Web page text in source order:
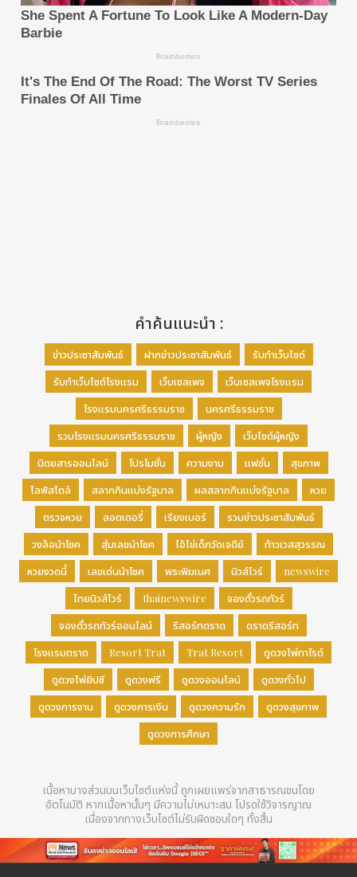
คำค้นแนะนำ :
ข่าวประชาสัมพันธ์ ฝากข่าวประชาสัมพันธ์
รับทำเว็บไซต์
รับทำเว็บไซต์โรงแรม
เว็บเซลเพจ
เว็บเซลเพจโรงแรม
โรงแรมนครศรีธรรมราช
นครศรีธรรมราช
รวมโรงแรมนครศรีธรรมราช
ผู้หญิง
เว็บไซต์ผู้หญิง
นิตยสารออนไลน์
โปรโมชั่น ความงาม แฟชั่น
สุขภาพ
ไลฟ์สไตล์
สลากกินแบ่งรัฐบาล ผลสลากกินแบ่งรัฐบาล
หวย
ตรวจหวย
ลอตเตอรี่ เรียงเบอร์
รวมข่าวประชาสัมพันธ์
วงล้อนำโชค
สุ่มเลขนำโชค ไอ้ไข่เด็กวัดเจดีย์
ท้าวเวสสุวรรณ
หวยงวดนี้
เลขเด่นนำโชค พระพิฆเนศ นิวส์ไวร์
newswire
ไทยนิวส์ไวร์
thainewswire
จองตั๋วรถทัวร์
จองตั๋วรถทัวร์ออนไลน์
รีสอร์ทตราด
ตราดรีสอร์ท
โรงแรมตราด
Resort Trat Trat Resort
ดูดวงไพ่ทาโรต์
ดูดวงไพ่ยิปซี
ดูดวงฟรี ดูดวงออนไลน์
ดูดวงทั่วไป
ดูดวงการงาน
ดูดวงการเงิน ดูดวงความรัก
ดูดวงสุขภาพ
ดูดวงการศึกษา
เนื้อหาบางส่วนบนเว็บไซต์แห่งนี้ ถูกเผยแพร่จากสาธารณชนโดย
อัตโนมัติ หากเนื้อหานั้นๆ มีความไม่เหมาะสม โปรดใช้วิจารญาณ
เนื่องจากทางเว็บไซต์ไม่รับผิดชอบใดๆ ทั้งสิ้น